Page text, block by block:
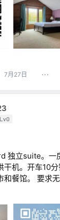
7月27日
Lv0
独立suite。一
干机。开车10
和餐馆。 要求